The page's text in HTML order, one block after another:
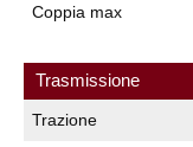
Coppia max
Trasmissione
Trazione